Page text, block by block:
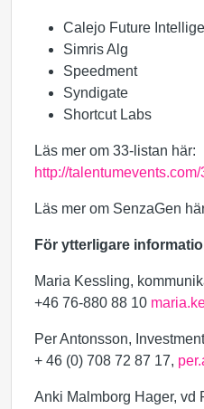
Calejo Future
Simris Alg
Speedment
Syndigate
Shortcut Labs
Läs mer om 33-listan här:
http://
Läs mer om SenzaGen
För ytterligare
Maria Kessling,
+46 76-880 88 10
Per Antonsson,
+ 46 (0) 708 72 87 17,
Anki Malmborg Hager, vd